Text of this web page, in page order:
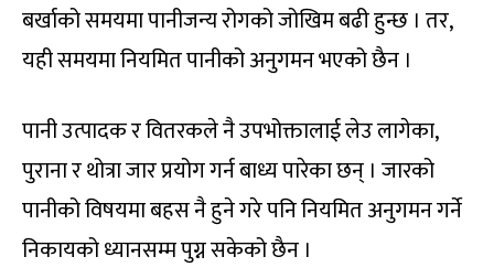
बर्खाको समयमा पानीजन्य रोगको जोखिम बढी हुन्छ । तर,
यही समयमा नियमित पानीको अनुगमन भएको छैन ।
पानी उत्पादक र वितरकले नै उपभोक्तालाई लेउ लागेका,
पुराना र थोत्रा जार प्रयोग गर्न बाध्य पारेका छन् । जारको
पानीको विषयमा बहस नै हुने गरे पनि नियमित अनुगमन गर्ने
निकायको ध्यानसम्म पुग्न सकेको छैन ।